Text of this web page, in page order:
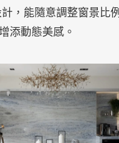
計，能隨意調整窗景比
添動態美感。